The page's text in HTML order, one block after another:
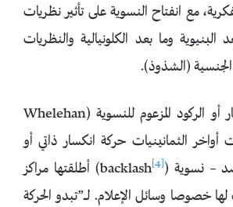
مع انفتاح النسوية على تأثير نظريات
البنيوية وما بعد الكلونيالية والنظريات
الجنسية (الشذوذ).
وفي ظل هذا الانهيار أو الركود المزعوم للنسوية (Whelehan
نشأت أواخر الثمانينيات حركة انكسار ذاتي أو
– نسوية ([4]
backlash) أطلقتها مراكز
خصوصا وسائل الإعلام. لــــ”تبدو الحركة